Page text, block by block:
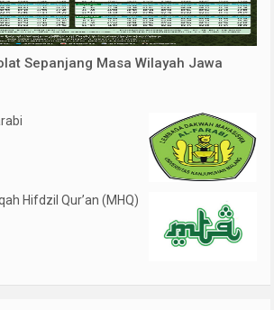
Sepanjang Masa Wilayah Jawa
Hifdzil Qur’an (MHQ)